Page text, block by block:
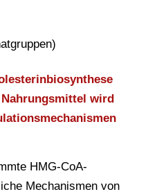
wird
HMG-CoA-
Mechanismen von